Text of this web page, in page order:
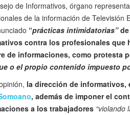
de Informativos, órgano
de la información de Televisión
“prácticas intimidatorias”de
contra los profesionales que
de informaciones, como protesta
o el propio contenido impuesto
la dirección de informativos,
, además de imponer el
a los trabajadores “violando